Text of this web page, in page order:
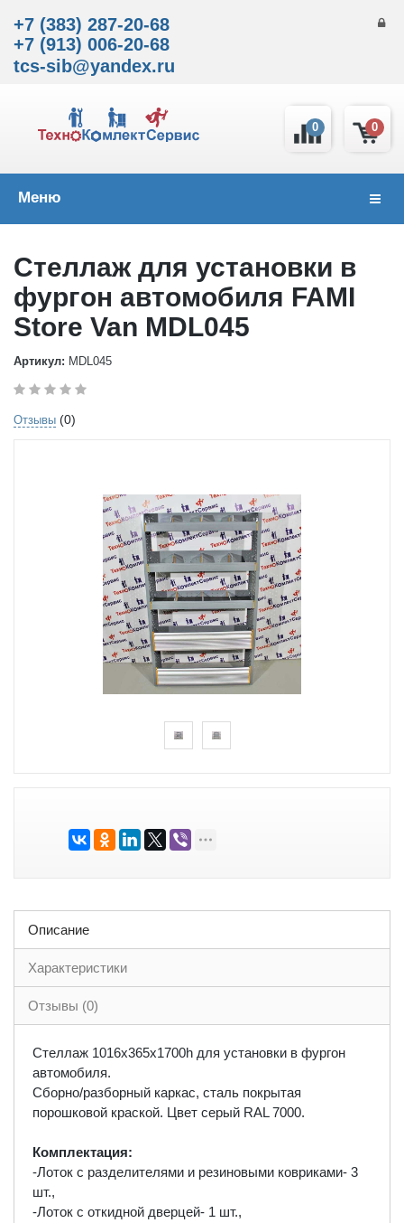
+7 (383) 287-20-68
+7 (913) 006-20-68
tcs-sib@yandex.ru
0
0
Меню
Cтеллаж для установки в
фургон автомобиля FAMI
Store Van MDL045
Артикул: MDL045
Отзывы (0)
Описание
Характеристики
Отзывы (0)
Стеллаж 1016х365х1700h для установки в фургон
автомобиля.
Сборно/разборный каркас, сталь покрытая
порошковой краской. Цвет серый RAL 7000.
Комплектация:
-Лоток с разделителями и резиновыми ковриками- 3
шт.,
-Лоток с откидной дверцей- 1 шт.,